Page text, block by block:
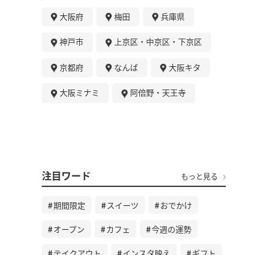
大阪府 梅田 兵庫県
神戸市 上京区・中京区・下京区
京都府 なんば 大阪キタ
大阪ミナミ 阿倍野・天王寺
注目ワード もっと見る
期間限定 スイーツ おでかけ
オープン カフェ 今週の運勢